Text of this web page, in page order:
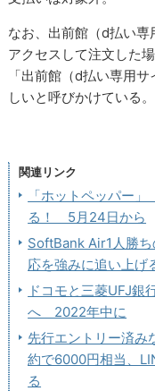
なお、出前館（d払い
アクセスして注文した
「出前館（d払い専用
しいと呼びかけている。
関連リンク
「ホットペッパー
る！ 5月24日から
SoftBank Air1人勝
応を強みに追い上げ
ドコモと三菱UFJ銀
へ 2022年中に
先行エントリー済
約で6000円相当、
る